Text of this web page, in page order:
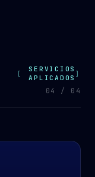
SERVICIOS
APLICADOS
04 / 04